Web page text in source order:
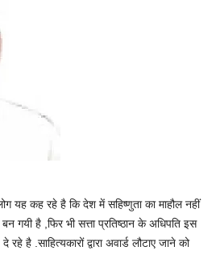
यह कह रहे है कि देश में सहिष्णुता का माहौल नहीं
गयी है ,फिर भी सत्ता प्रतिष्ठान के अधिपति इस
रहे है .साहित्यकारों द्वारा अवार्ड लौटाए जाने को